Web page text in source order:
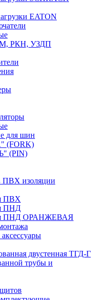
EATON
РКН, УЗДП
для шин
(FORK)
(PIN)
ПВХ изоляции
ПВХ
ПНД
ПНД ОРАНЖЕВАЯ
двустенная ТГД-Г
трубы и